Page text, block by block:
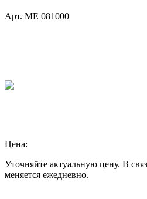
Арт. ME 081000
Цена:
Уточняйте актуальную цену. В
меняется ежедневно.